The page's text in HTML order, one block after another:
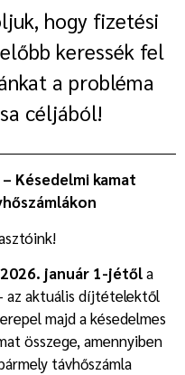
hogy fizetési
keressék fel
a probléma
céljából!
Késedelmi kamat
2026. január 1-jétőla
az aktuális díjtételektől
majd a késedelmes
összege, amennyiben
távhőszámla